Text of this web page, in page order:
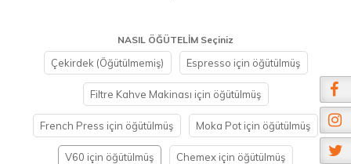
NASIL ÖĞÜTELİM Seçiniz
Çekirdek (Öğütülmemiş) Espresso için öğütülmüş
Filtre Kahve Makinası için öğütülmüş
French Press için öğütülmüş Moka Pot için öğütülmüş
V60 için öğütülmüş Chemex için öğütülmüş